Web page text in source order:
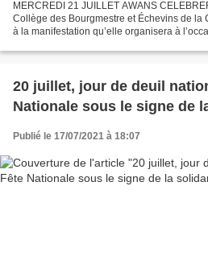
MERCREDI 21 JUILLET AWANS
Collège des Bourgmestre et Échevins de la
à la manifestation qu’elle organisera à
20 juillet, jour de deuil
Nationale sous le signe de
Publié le 17/07/2021 à 18:07